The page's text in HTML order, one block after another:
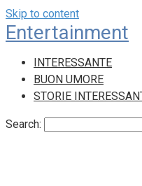
Skip to content
Entertainment
INTERESSANTE
BUON UMORE
STORIE
Search: